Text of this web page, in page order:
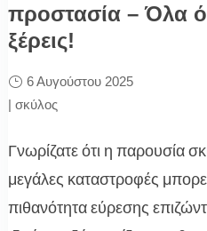
προστασία – Όλα
ξέρεις!
6 Αυγούστου 2025
| σκύλος
Γνωρίζατε ότι η παρουσία
μεγάλες καταστροφές
πιθανότητα εύρεσης